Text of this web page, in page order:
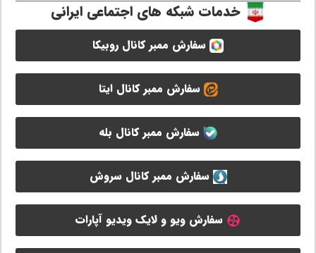
خدمات شبکه های اجتماعی ایرانی
سفارش ممبر کانال روبیکا
سفارش ممبر کانال ایتا
سفارش ممبر کانال بله
سفارش ممبر کانال سروش
سفارش ویو و لایک ویدیو آپارات